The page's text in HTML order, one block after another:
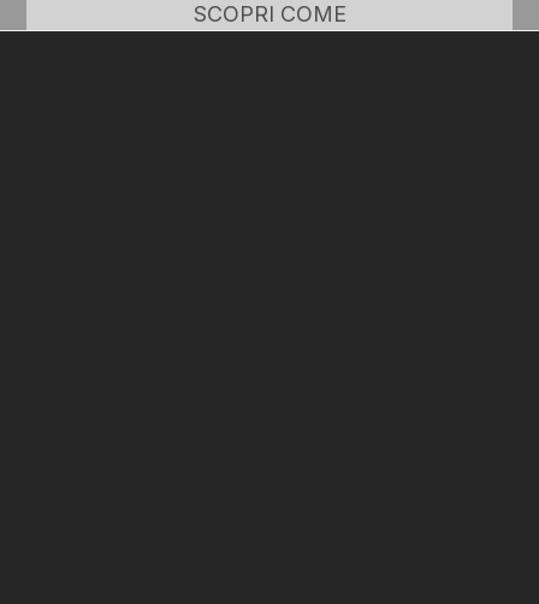
SCOPRI COME